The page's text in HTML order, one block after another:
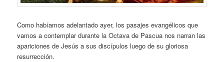
Como habíamos adelantado ayer, los pasajes evangélicos que
vamos a contemplar durante la Octava de Pascua nos narran las
apariciones de Jesús a sus discípulos luego de su gloriosa
resurrección.